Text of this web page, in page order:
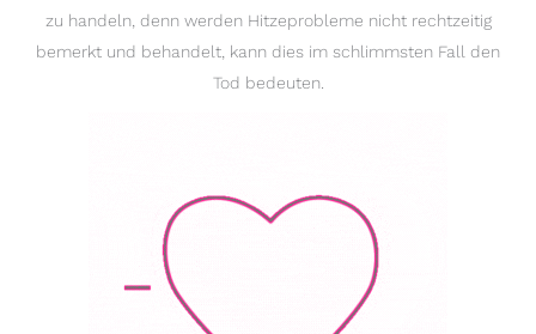
zu handeln, denn werden Hitzeprobleme nicht rechtzeitig
bemerkt und behandelt, kann dies im schlimmsten Fall den
Tod bedeuten.